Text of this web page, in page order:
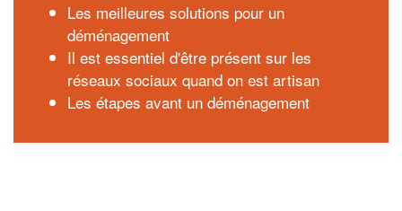
Les meilleures solutions pour un
déménagement
Il est essentiel d'être présent sur les
réseaux sociaux quand on est artisan
Les étapes avant un déménagement